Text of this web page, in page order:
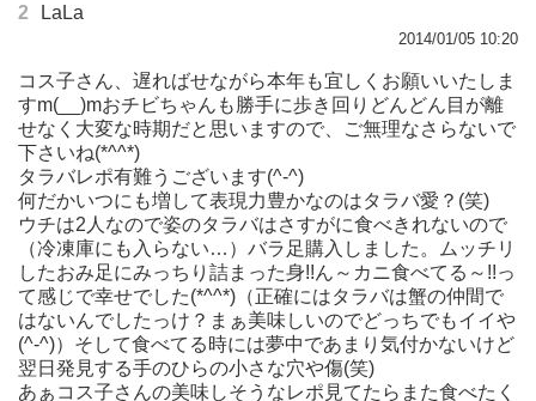
2 LaLa
2014/01/05 10:20
コス子さん、遅ればせながら本年も宜しくお願いいたしま
すm(__)mおチビちゃんも勝手に歩き回りどんどん目が離
せなく大変な時期だと思いますので、ご無理なさらないで
下さいね(*^^*)
タラバレポ有難うございます(^-^)
何だかいつにも増して表現力豊かなのはタラバ愛？(笑)
ウチは2人なので姿のタラバはさすがに食べきれないので
（冷凍庫にも入らない…）バラ足購入しました。ムッチリ
したおみ足にみっちり詰まった身!!ん～カニ食べてる～!!っ
て感じで幸せでした(*^^*)（正確にはタラバは蟹の仲間で
はないんでしたっけ？まぁ美味しいのでどっちでもイイや
(^-^)）そして食べてる時には夢中であまり気付かないけど
翌日発見する手のひらの小さな穴や傷(笑)
あぁコス子さんの美味しそうなレポ見てたらまた食べたく